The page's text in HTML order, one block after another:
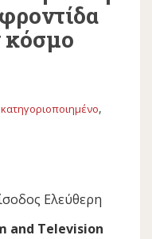
κόσμο
,
Ελεύθερη
and Television